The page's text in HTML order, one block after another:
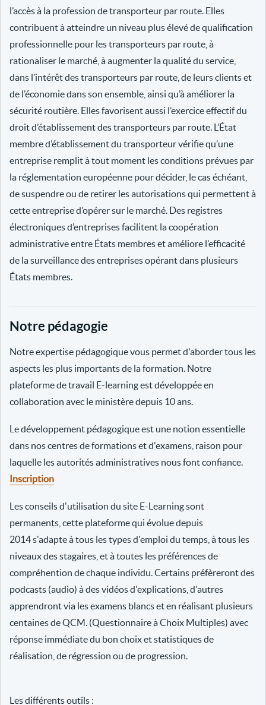
l’accès à la profession de transporteur par route. Elles
contribuent à atteindre un niveau plus élevé de qualification
professionnelle pour les transporteurs par route, à
rationaliser le marché, à augmenter la qualité du service,
dans l’intérêt des transporteurs par route, de leurs clients et
de l’économie dans son ensemble, ainsi qu’à améliorer la
sécurité routière. Elles favorisent aussi l’exercice effectif du
droit d’établissement des transporteurs par route. L’État
membre d’établissement du transporteur vérifie qu’une
entreprise remplit à tout moment les conditions prévues par
la réglementation européenne pour décider, le cas échéant,
de suspendre ou de retirer les autorisations qui permettent à
cette entreprise d’opérer sur le marché. Des registres
électroniques d’entreprises facilitent la coopération
administrative entre États membres et améliore l’efficacité
de la surveillance des entreprises opérant dans plusieurs
États membres.
Notre pédagogie
Notre expertise pédagogique vous permet d'aborder tous les
aspects les plus importants de la formation. Notre
plateforme de travail E-learning est développée en
collaboration avec le ministère depuis 10 ans.
Le développement pédagogique est une notion essentielle
dans nos centres de formations et d'examens, raison pour
laquelle les autorités administratives nous font confiance.
Inscription
Les conseils d'utilisation du site E-Learning sont
permanents, cette plateforme qui évolue depuis
2014 s'adapte à tous les types d'emploi du temps, à tous les
niveaux des stagaires, et à toutes les préférences de
compréhention de chaque individu. Certains préfèreront des
podcasts (audio) à des vidéos d'explications, d'autres
apprendront via les examens blancs et en réalisant plusieurs
centaines de QCM. (Questionnaire à Choix Multiples) avec
réponse immédiate du bon choix et statistiques de
réalisation, de régression ou de progression.
Les différents outils :